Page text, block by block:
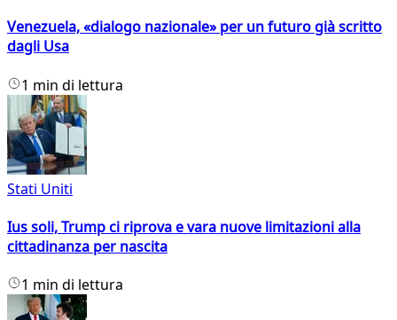
Venezuela, «dialogo nazionale» per un futuro già scritto
dagli Usa
1 min di lettura
Stati Uniti
Ius soli, Trump ci riprova e vara nuove limitazioni alla
cittadinanza per nascita
1 min di lettura